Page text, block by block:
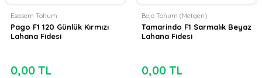
Esasem Tohum
Pago F1 120 Günlük Kırmızı
Lahana Fidesi
0,00 TL
Bejo Tohum (Metgen)
Tamarindo F1 Sarmalık Beyaz
Lahana Fidesi
0,00 TL